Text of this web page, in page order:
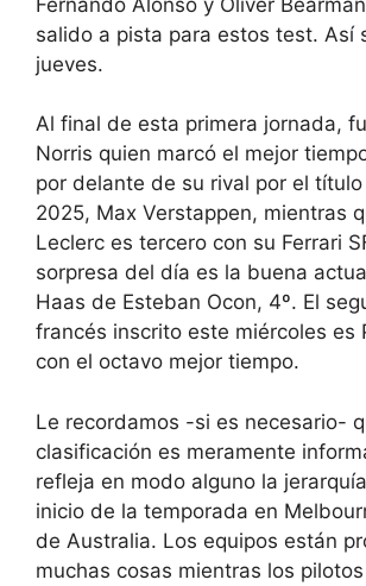
salido a pista para estos test. Así
jueves.
Al final de esta primera jornada,
Norris quien marcó el mejor
por delante de su rival por el
2025, Max Verstappen, mientras
Leclerc es tercero con su Ferrari
sorpresa del día es la buena
Haas de Esteban Ocon, 4º. El
francés inscrito este miércoles es
con el octavo mejor tiempo.
Le recordamos -si es necesario-
clasificación es meramente
refleja en modo alguno la
inicio de la temporada en
de Australia. Los equipos están
muchas cosas mientras los